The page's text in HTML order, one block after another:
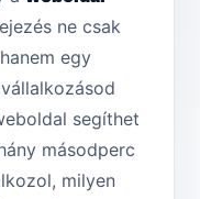
ne csak
egy
segíthet
másodperc
milyen